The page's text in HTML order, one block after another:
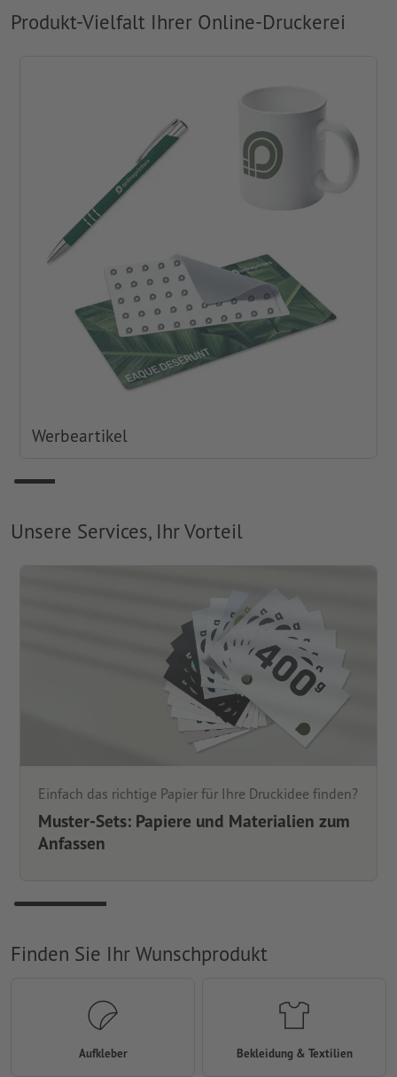
Produkt-Vielfalt Ihrer Online-Druckerei
Werbeartikel
Unsere Services, Ihr Vorteil
Einfach das richtige Papier für Ihre Druckidee finden?
Muster-Sets: Papiere und Materialien zum
Anfassen
Finden Sie Ihr Wunschprodukt
Aufkleber Bekleidung & Textilien